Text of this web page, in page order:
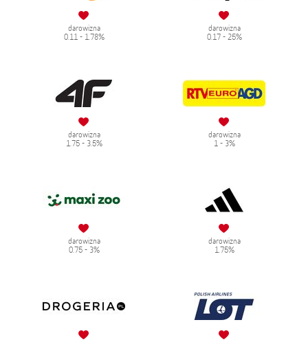
darowizna
0.11 - 1.78%
darowizna
0.17 - 25%
darowizna
1.75 - 3.5%
darowizna
1 - 3%
darowizna
0.75 - 3%
darowizna
1.75%